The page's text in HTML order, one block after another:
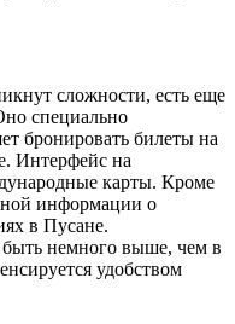
сложности, есть еще
специально
бронировать билеты на
Интерфейс на
карты. Кроме
информации о
в Пусане.
немного выше, чем в
удобством